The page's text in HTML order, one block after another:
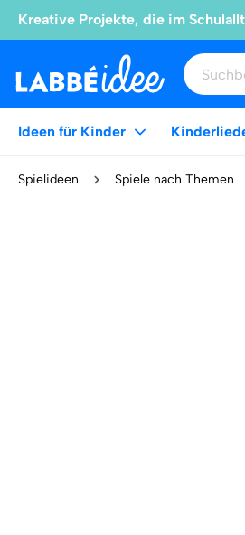
Kreative Projekte, die im
Ideen für Kinder
Spielideen Spiele nach Themen